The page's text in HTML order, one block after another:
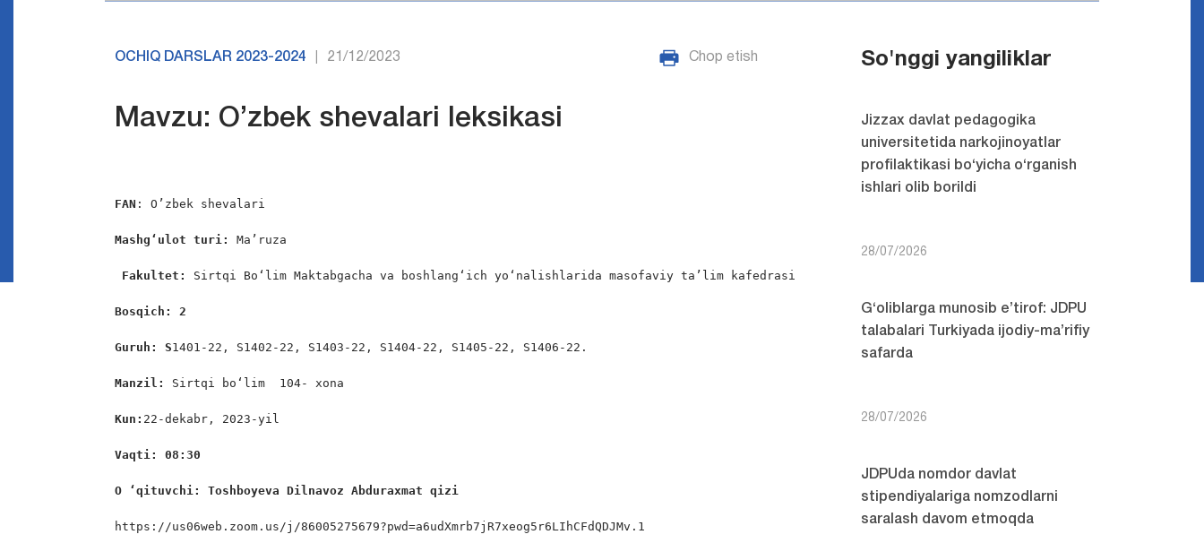
OCHIQ DARSLAR 2023-2024 21/12/2023 Chop etish
Mavzu: O’zbek shevalari leksikasi
FAN : O’zbek shevalari
Mashg‘ulot turi: Ma’ruza
Fakultet: Sirtqi Bo‘lim Maktabgacha va boshlang‘ich yo‘nalishlarida masofaviy ta’lim kafedrasi
Bosqich: 2
Guruh: S1401-22, S1402-22, S1403-22, S1404-22, S1405-22, S1406-22.
Manzil: Sirtqi bo‘lim  104- xona
Kun: 22-dekabr, 2023-yil
Vaqti: 08:30
O ‘qituvchi: Toshboyeva Dilnavoz Abduraxmat qizi
https://us06web.zoom.us/j/86005275679?pwd=a6udXmrb7jR7xeog5r6LIhCFdQDJMv.1
So'nggi yangiliklar
Jizzax davlat pedagogika
universitetida narkojinoyatlar
profilaktikasi bo‘yicha o‘rganish
ishlari olib borildi
28/07/2026
G‘oliblarga munosib e’tirof: JDPU
talabalari Turkiyada ijodiy-ma’rifiy
safarda
28/07/2026
JDPUda nomdor davlat
stipendiyalariga nomzodlarni
saralash davom etmoqda